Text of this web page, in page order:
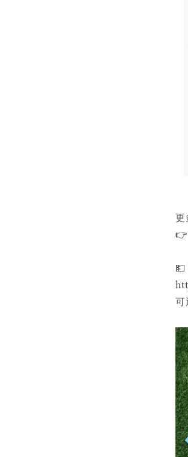
更
👉
💵
可